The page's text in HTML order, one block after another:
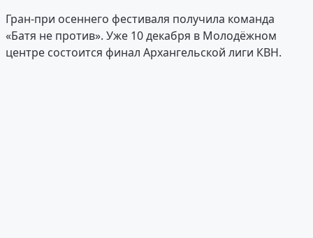
Гран-при осеннего фестиваля получила команда
«Батя не против». Уже 10 декабря в Молодёжном
центре состоится финал Архангельской лиги КВН.